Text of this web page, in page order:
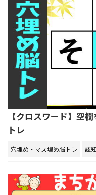
【クロスワード】空
トレ
穴埋め・マス埋め脳トレ 認